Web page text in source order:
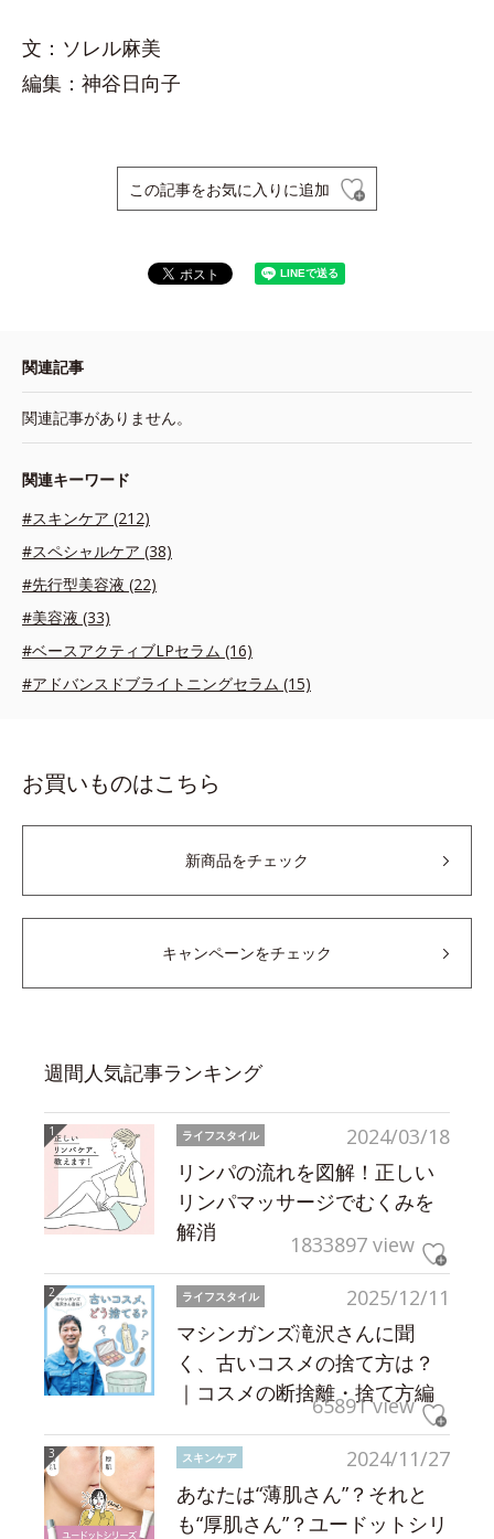
文：ソレル麻美
編集：神谷日向子
この記事をお気に入りに追加
関連記事
関連記事がありません。
関連キーワード
#スキンケア (212)
#スペシャルケア (38)
#先行型美容液 (22)
#美容液 (33)
#ベースアクティブLPセラム (16)
#アドバンスドブライトニングセラム (15)
お買いものはこちら
新商品をチェック
キャンペーンをチェック
週間人気記事ランキング
2024/03/18
ライフスタイル
リンパの流れを図解！正しい
リンパマッサージでむくみを
解消
1833897 view
2025/12/11
ライフスタイル
マシンガンズ滝沢さんに聞
く、古いコスメの捨て方は？
｜コスメの断捨離・捨て方編
65891 view
2024/11/27
スキンケア
あなたは“薄肌さん”？それと
も“厚肌さん”？ユードットシリ